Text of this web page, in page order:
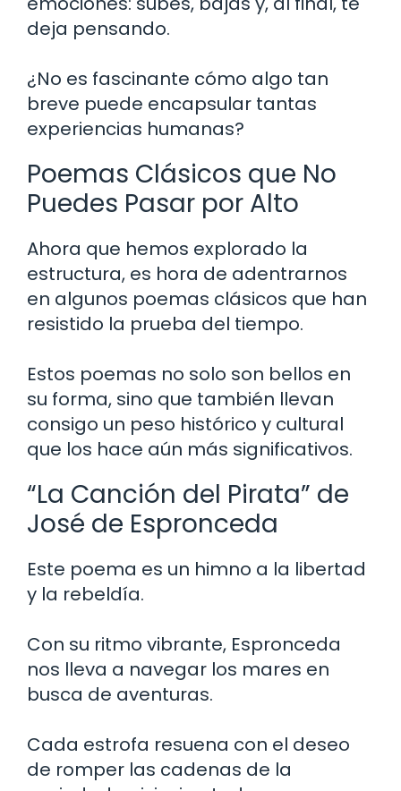
deja pensando.
¿No es fascinante cómo algo tan
breve puede encapsular tantas
experiencias humanas?
Poemas Clásicos que No
Puedes Pasar por Alto
Ahora que hemos explorado la
estructura, es hora de adentrarnos
en algunos poemas clásicos que han
resistido la prueba del tiempo.
Estos poemas no solo son bellos en
su forma, sino que también llevan
consigo un peso histórico y cultural
que los hace aún más significativos.
“La Canción del Pirata” de
José de Espronceda
Este poema es un himno a la libertad
y la rebeldía.
Con su ritmo vibrante, Espronceda
nos lleva a navegar los mares en
busca de aventuras.
Cada estrofa resuena con el deseo
de romper las cadenas de la